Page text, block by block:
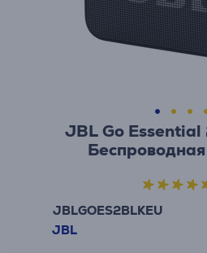
JBL Go
JBLGOES2BLKEU
JBL